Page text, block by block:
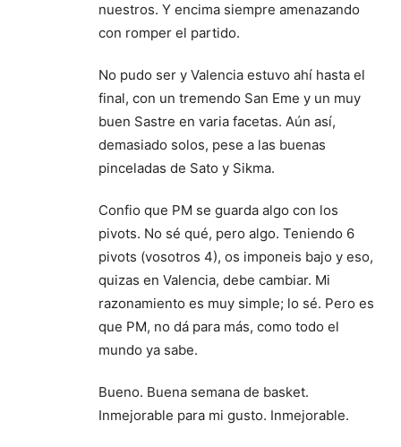
nuestros. Y encima siempre amenazando
con romper el partido.
No pudo ser y Valencia estuvo ahí hasta el
final, con un tremendo San Eme y un muy
buen Sastre en varia facetas. Aún así,
demasiado solos, pese a las buenas
pinceladas de Sato y Sikma.
Confio que PM se guarda algo con los
pivots. No sé qué, pero algo. Teniendo 6
pivots (vosotros 4), os imponeis bajo y eso,
quizas en Valencia, debe cambiar. Mi
razonamiento es muy simple; lo sé. Pero es
que PM, no dá para más, como todo el
mundo ya sabe.
Bueno. Buena semana de basket.
Inmejorable para mi gusto. Inmejorable.